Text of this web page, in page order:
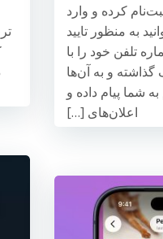
کرده و وارد
به منظور تایید
تلفن خود را با
و به آن‌ها
شما پیام داده و
اعلان‌های […]